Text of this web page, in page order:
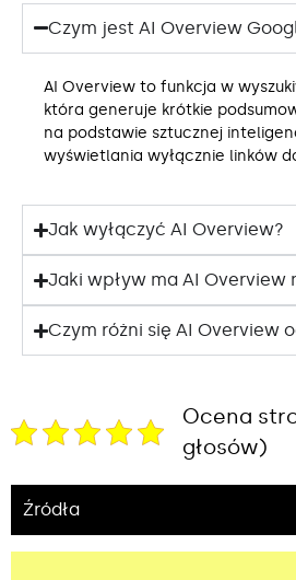
Czym jest AI Overview
AI Overview to funkcja w
która generuje krótkie
na podstawie sztucznej
wyświetlania wyłącznie linków
Jak wyłączyć AI Overview?
Jaki wpływ ma AI Overview
Czym różni się AI Overview
Ocena
głosów)
Źródła